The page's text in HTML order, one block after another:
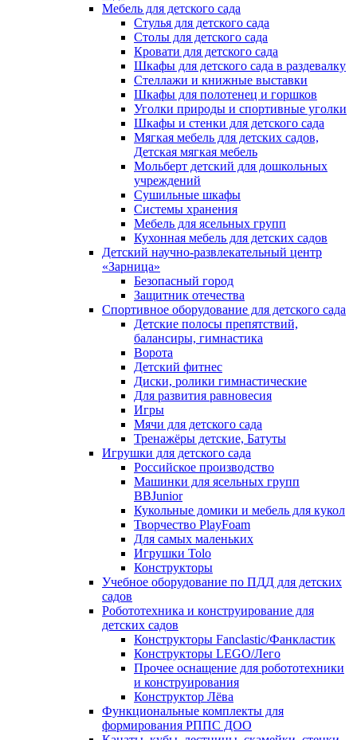
Мебель для детского сада
Стулья для детского сада
Столы для детского сада
Кровати для детского сада
Шкафы для детского сада в раздевалку
Стеллажи и книжные выставки
Шкафы для полотенец и горшков
Уголки природы и спортивные уголки
Шкафы и стенки для детского сада
Мягкая мебель для детских садов,
Детская мягкая мебель
Мольберт детский для дошкольных
учреждений
Сушильные шкафы
Системы хранения
Мебель для ясельных групп
Кухонная мебель для детских садов
Детский научно-развлекательный центр
«Зарница»
Безопасный город
Защитник отечества
Спортивное оборудование для детского сада
Детские полосы препятствий,
балансиры, гимнастика
Ворота
Детский фитнес
Диски, ролики гимнастические
Для развития равновесия
Игры
Мячи для детского сада
Тренажёры детские, Батуты
Игрушки для детского сада
Российское производство
Машинки для ясельных групп
BBJunior
Кукольные домики и мебель для кукол
Творчество PlayFoam
Для самых маленьких
Игрушки Tolo
Конструкторы
Учебное оборудование по ПДД для детских
садов
Робототехника и конструирование для
детских садов
Конструкторы Fanclastic/Фанкластик
Конструкторы LEGO/Лего
Прочее оснащение для робототехники
и конструирования
Конструктор Лёва
Функциональные комплекты для
формирования РППС ДОО